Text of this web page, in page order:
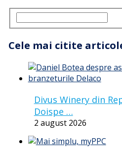
Cele mai citite
Divus Winery din
Doispe …
2 august 2026